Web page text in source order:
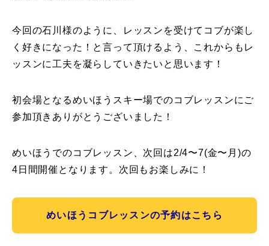
今回の石川様のように、レッスンを受けてコブが楽し
く好きになった！と言って頂けるよう、これからもレ
ッスンに工夫を凝らしていきたいと思います！
初会場となるめいほうスキー場でのコブレッスンにご
参加頂きありがとうございました！
めいほうでのコブレッスン、次回は2/4〜7(金〜月)の
4日間開催となります。次回もお楽しみに！
めいほうコブレッスンの予約はこちら